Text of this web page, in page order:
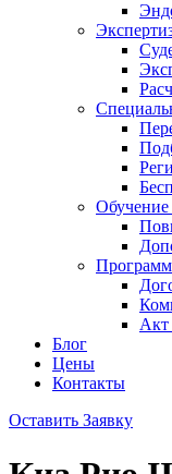
Обучение
Блог
Цены
Контакты
Оставить Заявку